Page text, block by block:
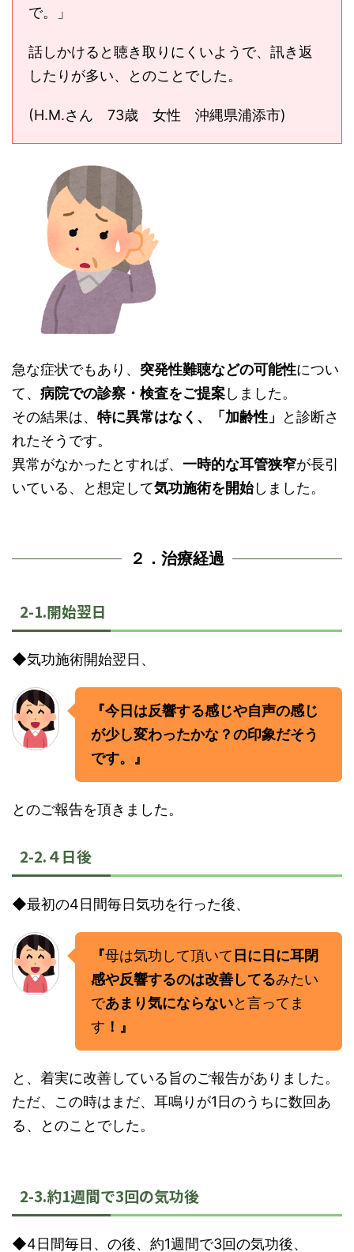
で。」
話しかけると聴き取りにくいようで、訊き返
したりが多い、とのことでした。
(H.M.さん 73歳 女性 沖縄県浦添市)
急な症状でもあり、 突発性難聴などの可能性につい
て、 病院での診察・検査をご提案しました。
その結果は、 特に異常はなく、「加齢性」
と診断さ
れたそうです。
異常がなかったとすれば、 一時的な耳管狭窄が長引
いている、と想定して気功施術を開始しました。
２．治療経過
2-1.開始翌日
◆気功施術開始翌日、
『今日は反響する感じや自声の感じ
が少し変わったかな？の印象だそう
です。』
とのご報告を頂きました。
2-2.４日後
◆最初の4日間毎日気功を行った後、
『母は気功して頂いて 日に日に耳閉
感や反響するのは改善してるみたい
であまり気にならないと言ってま
す ！』
と、着実に改善している旨のご報告がありました。
ただ、この時はまだ、耳鳴りが1日のうちに数回あ
る、とのことでした。
2-3.約1週間で3回の気功後
◆4日間毎日、の後、約1週間で3回の気功後、